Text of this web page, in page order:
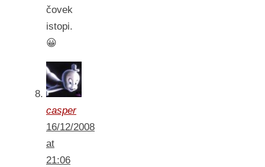
čovek
istopi.
😀
casper
16/12/2008
at
21:06